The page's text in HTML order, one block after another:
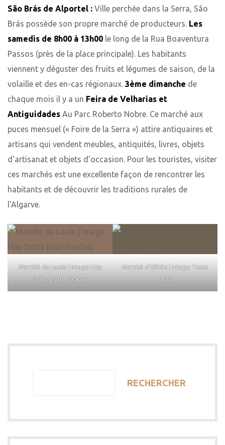
São Brás de Alportel : Ville perchée dans la Serra, São
Brás possède son propre marché de producteurs. Les
samedis de 8h00 à 13h00 le long de la Rua Boaventura
Passos (près de la place principale). Les habitants
viennent y déguster des fruits et légumes de saison, de la
volaille et des en-cas régionaux. 3ème dimanche de
chaque mois il y a un Feira de Velharias et
Antiguidades Au Parc Roberto Nobre. Ce marché aux
puces mensuel (« Foire de la Serra ») attire antiquaires et
artisans qui vendent meubles, antiquités, livres, objets
d'artisanat et objets d'occasion. Pour les touristes, visiter
ces marchés est une excellente façon de rencontrer les
habitants et de découvrir les traditions rurales de
l'Algarve.
Marché de Loule | Image Hay
Smits pour Pixabay
Marché d'Olhão | Image Taste
Tavira
RECHERCHER